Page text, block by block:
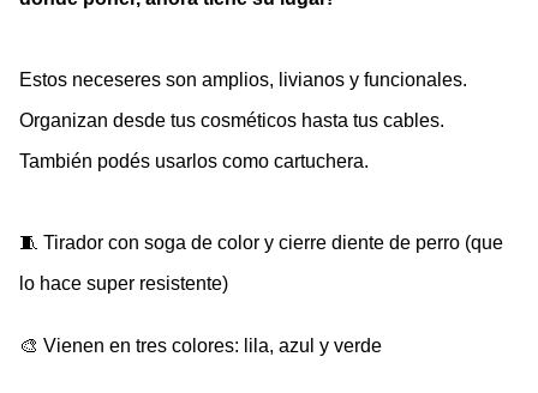
Estos neceseres son amplios, livianos y funcionales.
Organizan desde tus cosméticos hasta tus cables.
También podés usarlos como cartuchera.
🧵 Tirador con soga de color y cierre diente de perro (que
lo hace super resistente)
🎨 Vienen en tres colores: lila, azul y verde